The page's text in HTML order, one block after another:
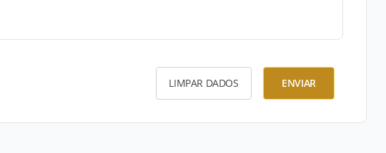
LIMPAR DADOS ENVIAR